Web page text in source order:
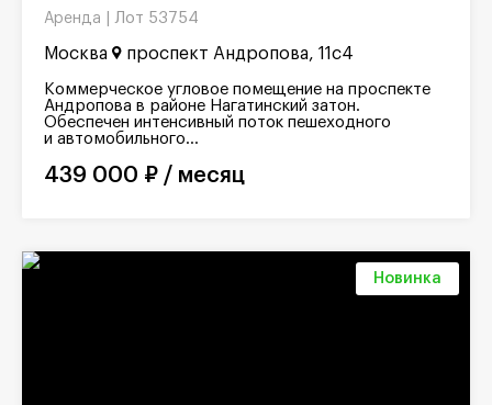
Аренда | Лот 53754
Москва проспект Андропова, 11с4
Коммерческое угловое помещение на проспекте
Андропова в районе Нагатинский затон.
Обеспечен интенсивный поток пешеходного
и автомобильного...
439 000 ₽ / месяц
Новинка